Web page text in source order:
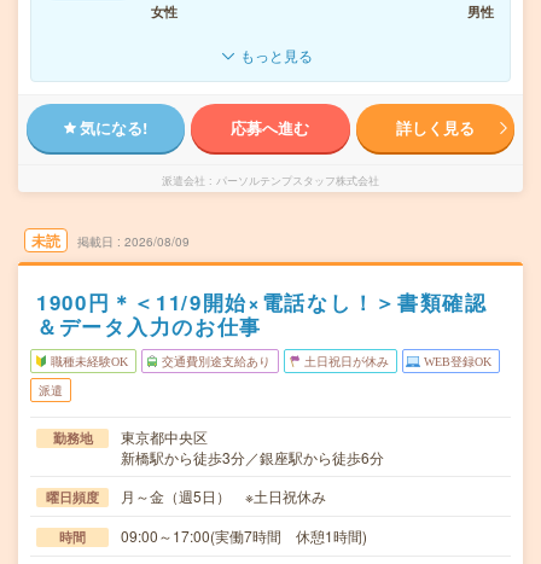
女性
男性
もっと見る
気になる! 応募へ進む 詳しく見る
派遣会社 パーソルテンプスタッフ株式会社
未読 掲載日 2026/08/09
1900円＊＜11/9開始×電話なし！＞書類確認
＆データ入力のお仕事
職種未経験OK 交通費別途支給あり 土日祝日が休み WEB登録OK
派遣
勤務地
東京都中央区
新橋駅から徒歩3分／銀座駅から徒歩6分
曜日頻度 月～金（週5日） ※土日祝休み
時間 09:00～17:00(実働7時間 休憩1時間)